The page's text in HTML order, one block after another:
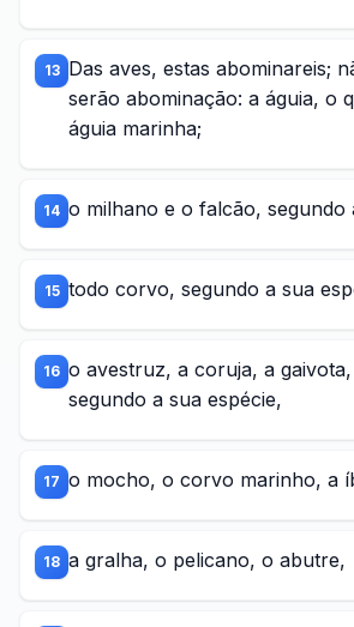
13 Das aves, estas abominareis;
serão abominação: a águia, o
águia marinha;
14 o milhano e o falcão, segundo
15 todo corvo, segundo a sua
16 o avestruz, a coruja, a
segundo a sua espécie,
17 o mocho, o corvo marinho, a
18 a gralha, o pelicano, o abutre,